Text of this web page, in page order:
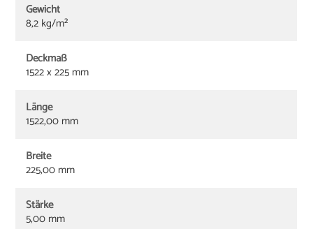
Gewicht
8,2 kg/m²
Deckmaß
1522 x 225 mm
Länge
1522,00 mm
Breite
225,00 mm
Stärke
5,00 mm